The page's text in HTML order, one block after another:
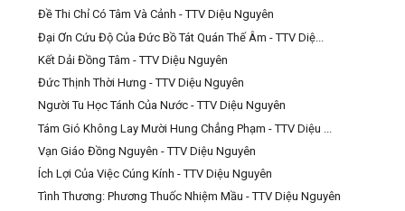
Đề Thi Chỉ Có Tâm Và Cảnh - TTV Diệu Nguyên
Đại Ơn Cứu Độ Của Đức Bồ Tát Quán Thế Âm - TTV Diệ...
Kết Dải Đồng Tâm - TTV Diệu Nguyên
Đức Thịnh Thời Hưng - TTV Diệu Nguyên
Người Tu Học Tánh Của Nước - TTV Diệu Nguyên
Tám Gió Không Lay Mười Hung Chẳng Phạm - TTV Diệu ...
Vạn Giáo Đồng Nguyên - TTV Diệu Nguyên
Ích Lợi Của Việc Cúng Kính - TTV Diệu Nguyên
Tình Thương: Phương Thuốc Nhiệm Mầu - TTV Diệu Nguyên